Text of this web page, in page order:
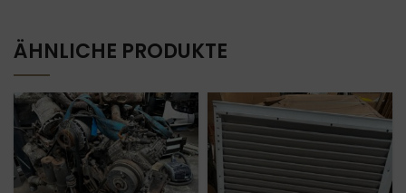
ÄHNLICHE PRODUKTE